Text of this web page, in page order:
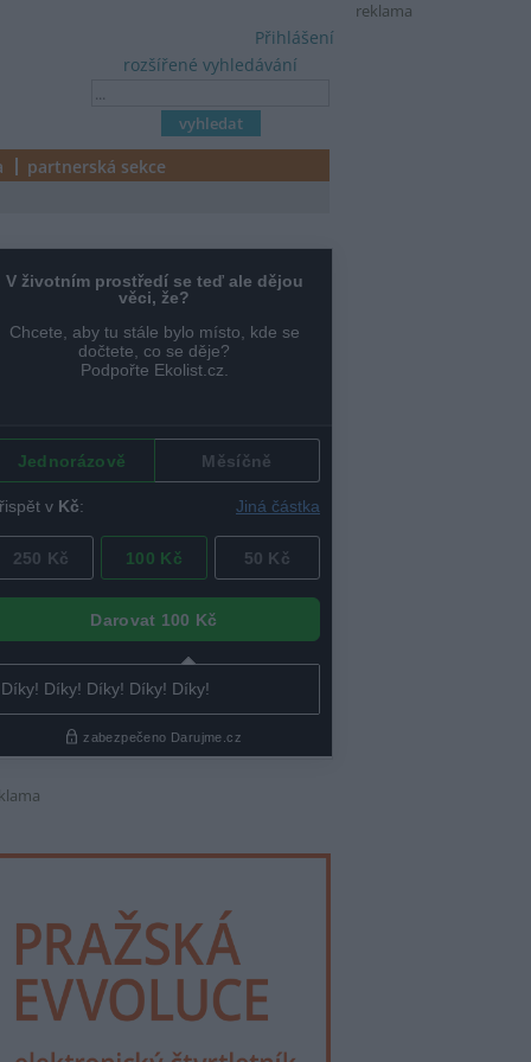
reklama
rozšířené vyhledávání
Přihlášení
partnerská sekce